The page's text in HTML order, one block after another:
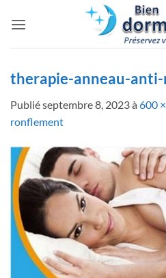
therapie-anneau-
Publiéseptembre 8, 2023à 600
ronflement